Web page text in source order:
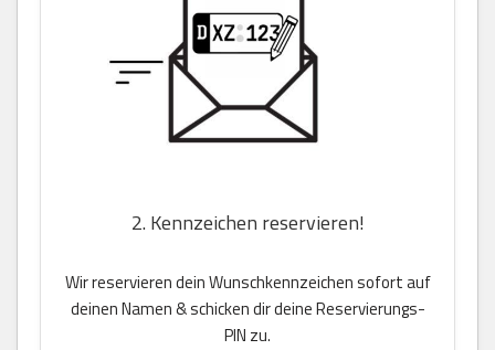
2. Kennzeichen reservieren!
Wir reservieren dein Wunschkennzeichen sofort auf
deinen Namen & schicken dir deine Reservierungs-
PIN zu.